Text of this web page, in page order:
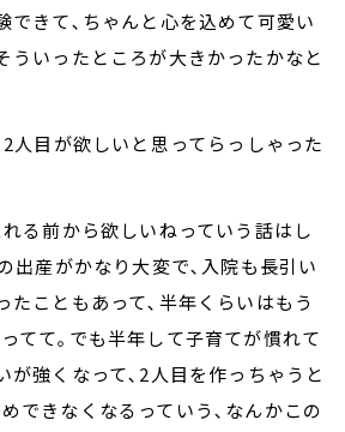
できて､ちゃんと心を込めて可愛い
ういったところが大きかったかなと
人目が欲しいと思ってらっしゃった
る前から欲しいねっていう話はし
出産がかなり大変で､入院も長引い
たこともあって､半年くらいはもう
てて｡でも半年して子育てが慣れて
が強くなって､2人目を作っちゃうと
できなくなるっていう､なんかこの